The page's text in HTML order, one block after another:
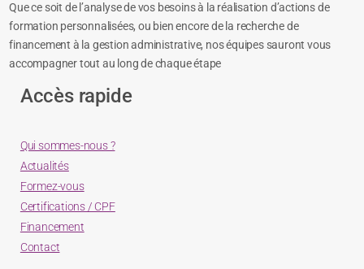
Que ce soit de l’analyse de vos besoins à la réalisation d’actions de
formation personnalisées, ou bien encore de la recherche de
financement à la gestion administrative, nos équipes sauront vous
accompagner tout au long de chaque étape
Accès rapide
Qui sommes-nous ?
Actualités
Formez-vous
Certifications / CPF
Financement
Contact